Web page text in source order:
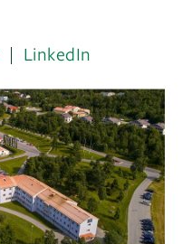
LinkedIn